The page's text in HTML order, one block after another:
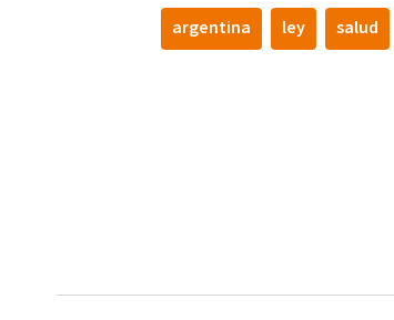
argentina ley salud